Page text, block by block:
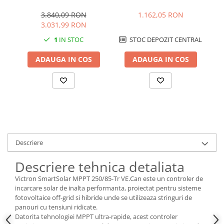
100A
3.840,09 RON
3.031,99 RON
1 IN STOC
ADAUGA IN COS
1.162,05 RON
STOC DEPOZIT CENTRAL
ADAUGA IN COS
Descriere
Descriere tehnica detaliata
Victron SmartSolar MPPT 250/85-Tr VE.Can este un controler de
incarcare solar de inalta performanta, proiectat pentru sisteme
fotovoltaice off-grid si hibride unde se utilizeaza stringuri de
panouri cu tensiuni ridicate.
Datorita tehnologiei MPPT ultra-rapide, acest controler